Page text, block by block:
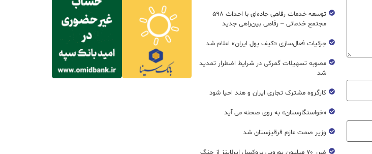
توسعه خدمات رفاهی جاده‌ای با احداث ۵۹۸
مجتمع خدماتی – رفاهی بین‌راهی جدید
جزئیات فعال‌سازی «کیف پول ایران» اعلام شد
مصوبه تسهیلات گمرکی در شرایط اضطرار تمدید
شد
کارگروه مشترک تجاری ایران و هند احیا شود
«خواستگارستان» به روی صحنه می آید
وزیر صمت عازم قرقیزستان شد